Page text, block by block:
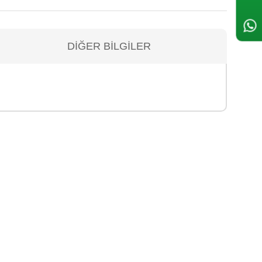
DIĞER BILGILER